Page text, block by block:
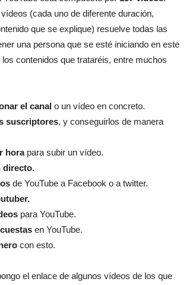
(cada uno de diferente duración,
que se explique) resuelve todas las
una persona que se esté iniciando en este
contenidos que trataréis, entre muchos
el canal o un vídeo en concreto.
suscriptores, y conseguirlos de manera
horapara subir un vídeo.
directo.
de YouTube a Facebook o a twitter.
para YouTube.
en YouTube.
con esto.
el enlace de algunos vídeos de los que